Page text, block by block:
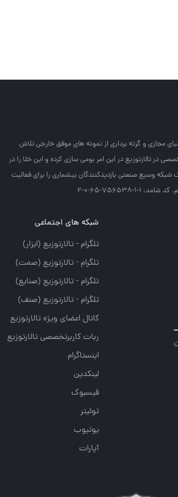
مجازي و گرته برداري از نمونه هاي موفق خارجي تلاش
در تالارتوزيع در اين امر بومي سازي كرده و اين خلا را در
شبكه وسيع صنعتي بازديدكنندگان بيشماري را براي فعاليت
1-756538-65-0-2
شبکه های اجتماعی
تلگرام - تالارتوزيع (ابزار)
تلگرام - تالارتوزيع (صمت)
تلگرام - تالارتوزيع (صنايع)
تلگرام - تالارتوزیع (صنف)
کانال اعضای ویژه تالارتوزیع
ربات کاربرتخصصی تالارتوزیع
اینستاگرام
لینکدین
فیسبوک
توئیتر
یوتیوب
آپارات